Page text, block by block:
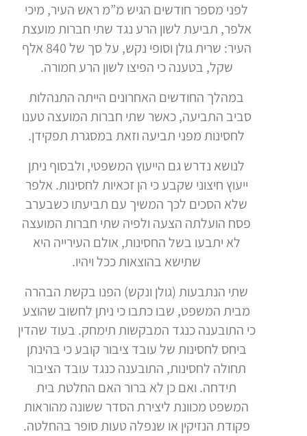
לפני מספר חודשים הגיש מ”מ ראש העיר, מיכי
אלפר, תביעת לשון הרע נגד שתי חברות מועצת
העיר: שרית גולן וסופי נקש, על סך של 840 אלף
שקל, בטענה כי הפיצו לשון הרע חמורה.
במהלך החודשים האחרונים הייתה התנהלות
סביב התביעה, כאשר שתי חברות המועצה טענו
לחסינות מפני תביעה וזאת במסגרת תפקידן.
לנושא נדרש גם הייעוץ המשפטי, ולבסוף ניתן
ייעוץ חיצוני שקבע כי הן זכאיות לחסינות. אלפר
שלא הסכים לכך המשיך עם תביעתו כשבערב
פסח הועלתה הצעה ולפיה שתי חברות המועצה
לא יתבעו בשל החסינות, אולם העירייה היא
שתישא בהוצאות ככל ויהיו.
שתי הנתבעות (גולן ונקש) הפנו בקשת הבהרה
מבית המשפט, שבו כתבו כי ניתן לחשוב שהוצע
כי התובענה כנגד המבקשות תימחק. בעוד שהדין
ביחס לחסינות של עובד ציבור קובע כי בהינתן
תחולה לחסינות, התובענה כנגד עובד הציבור
תידחה. ואם כן לא ברור האם החלטת בית
המשפט מכוונת ליצירת הסדר ששונה מהוראות
פקודת הנזיקין או שנפלה טעות סופר בהחלטה.